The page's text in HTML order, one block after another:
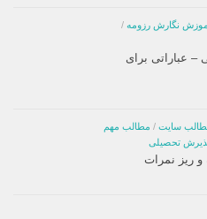
آموزش نگارش رزومه /
– عباراتی برای
سایت / مطالب مهم
تحصیلی
و ریز نمرات